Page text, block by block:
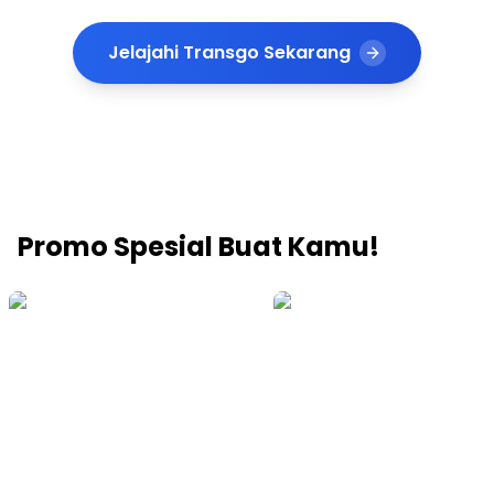
Jelajahi Transgo Sekarang
Promo Spesial Buat Kamu!